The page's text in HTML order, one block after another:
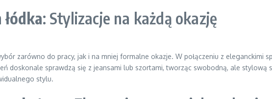
: Stylizacje na każdą okazję
zarówno do pracy, jak i na mniej formalne okazje. W połączeniu z eleganckimi
doskonale sprawdzą się z jeansami lub szortami, tworząc swobodną, ale
stylu.